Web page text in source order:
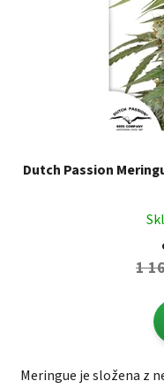
Dutch Passion
1
Meringue je složena z